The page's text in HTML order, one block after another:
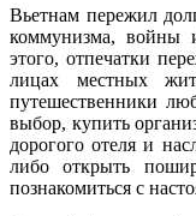
Вьетнам пережил
коммунизма, войны
этого, отпечатки
лицах местных
путешественники
выбор, купить
дорогого отеля и
либо открыть
познакомиться с